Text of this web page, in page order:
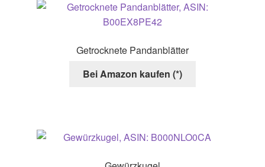
Getrocknete Pandanblätter
Bei Amazon kaufen (*)